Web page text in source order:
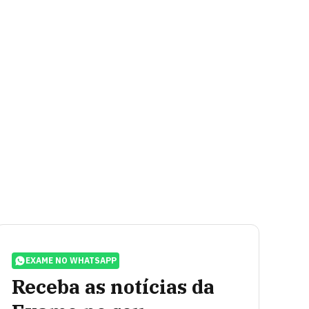
EXAME NO WHATSAPP
Receba as notícias da